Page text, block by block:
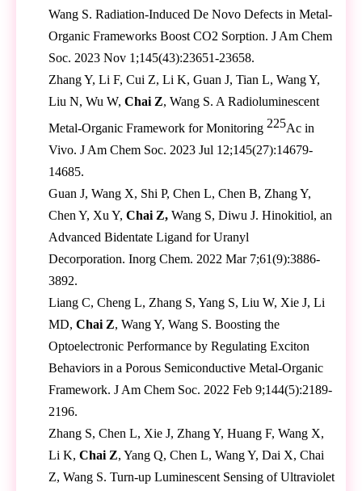
Wang S. Radiation-Induced De Novo Defects in Metal-
Organic Frameworks Boost CO2 Sorption. J Am Chem
Soc. 2023 Nov 1;145(43):23651-23658.
Zhang Y, Li F, Cui Z, Li K, Guan J, Tian L, Wang Y,
Liu N, Wu W, Chai Z, Wang S. A Radioluminescent
Metal-Organic Framework for Monitoring 225Ac in
Vivo. J Am Chem Soc. 2023 Jul 12;145(27):14679-
14685.
Guan J, Wang X, Shi P, Chen L, Chen B, Zhang Y,
Chen Y, Xu Y, Chai Z, Wang S, Diwu J. Hinokitiol, an
Advanced Bidentate Ligand for Uranyl
Decorporation. Inorg Chem. 2022 Mar 7;61(9):3886-
3892.
Liang C, Cheng L, Zhang S, Yang S, Liu W, Xie J, Li
MD, Chai Z, Wang Y, Wang S. Boosting the
Optoelectronic Performance by Regulating Exciton
Behaviors in a Porous Semiconductive Metal-Organic
Framework. J Am Chem Soc. 2022 Feb 9;144(5):2189-
2196.
Zhang S, Chen L, Xie J, Zhang Y, Huang F, Wang X,
Li K, Chai Z, Yang Q, Chen L, Wang Y, Dai X, Chai
Z, Wang S. Turn-up Luminescent Sensing of Ultraviolet